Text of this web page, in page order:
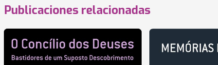
Publicaciones relacionadas